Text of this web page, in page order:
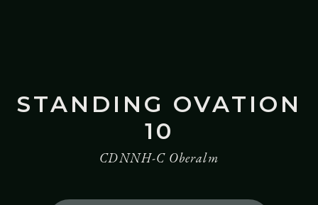
STANDING OVATION
10
CDNNH-C Oberalm